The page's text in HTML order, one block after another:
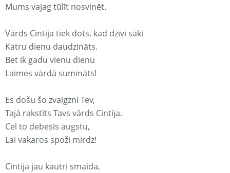
Mums vajag tūlīt nosvinēt.
Vārds Cintija tiek dots, kad dzīvi sāki
Katru dienu daudzināts.
Bet ik gadu vienu dienu
Laimes vārdā sumināts!
Es došu šo zvaigzni Tev,
Tajā rakstīts Tavs vārds Cintija.
Cel to debesīs augstu,
Lai vakaros spoži mirdz!
Cintija jau kautri smaida,